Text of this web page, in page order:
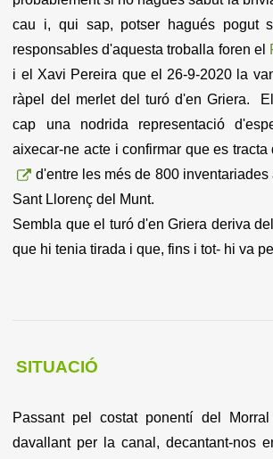
cau i, qui sap, potser hagués pogut
responsables d'aquesta troballa foren el
i el Xavi Pereira que el 26-9-2020 la
ràpel del merlet del turó d'en Griera.
cap una nodrida representació
aixecar-ne acte i confirmar que es tracta
d'entre les més de 800
Sant Llorenç del Munt.
Sembla que el turó d'en Griera deriva
que hi tenia tirada i que, fins i tot- hi va
SITUACIÓ
Passant pel costat ponentí del
davallant per la canal, decantant-nos